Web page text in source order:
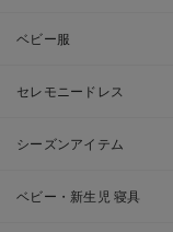
ベビー服
セレモニードレス
シーズンアイテム
ベビー・新生児 寝具